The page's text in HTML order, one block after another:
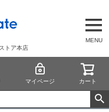
MENU
トア本店
マイページ カート